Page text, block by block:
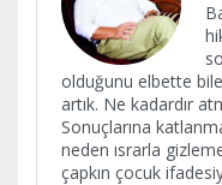
olduğunu elbette
artık. Ne kadardır
Sonuçlarına
neden ısrarla
çapkın çocuk